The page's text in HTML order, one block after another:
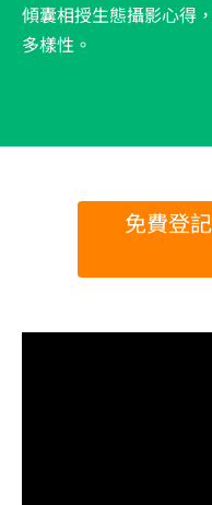
傾囊相授生態攝影心得
多樣性。
免費登